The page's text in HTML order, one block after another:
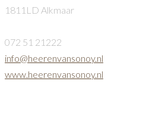
1811LD Alkmaar
072 51 21222
info@heerenvansonoy.nl
www.heerenvansonoy.nl